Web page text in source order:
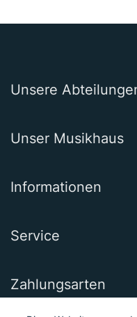
Unsere
Unser Musikhaus
Informationen
Service
Zahlungsarten